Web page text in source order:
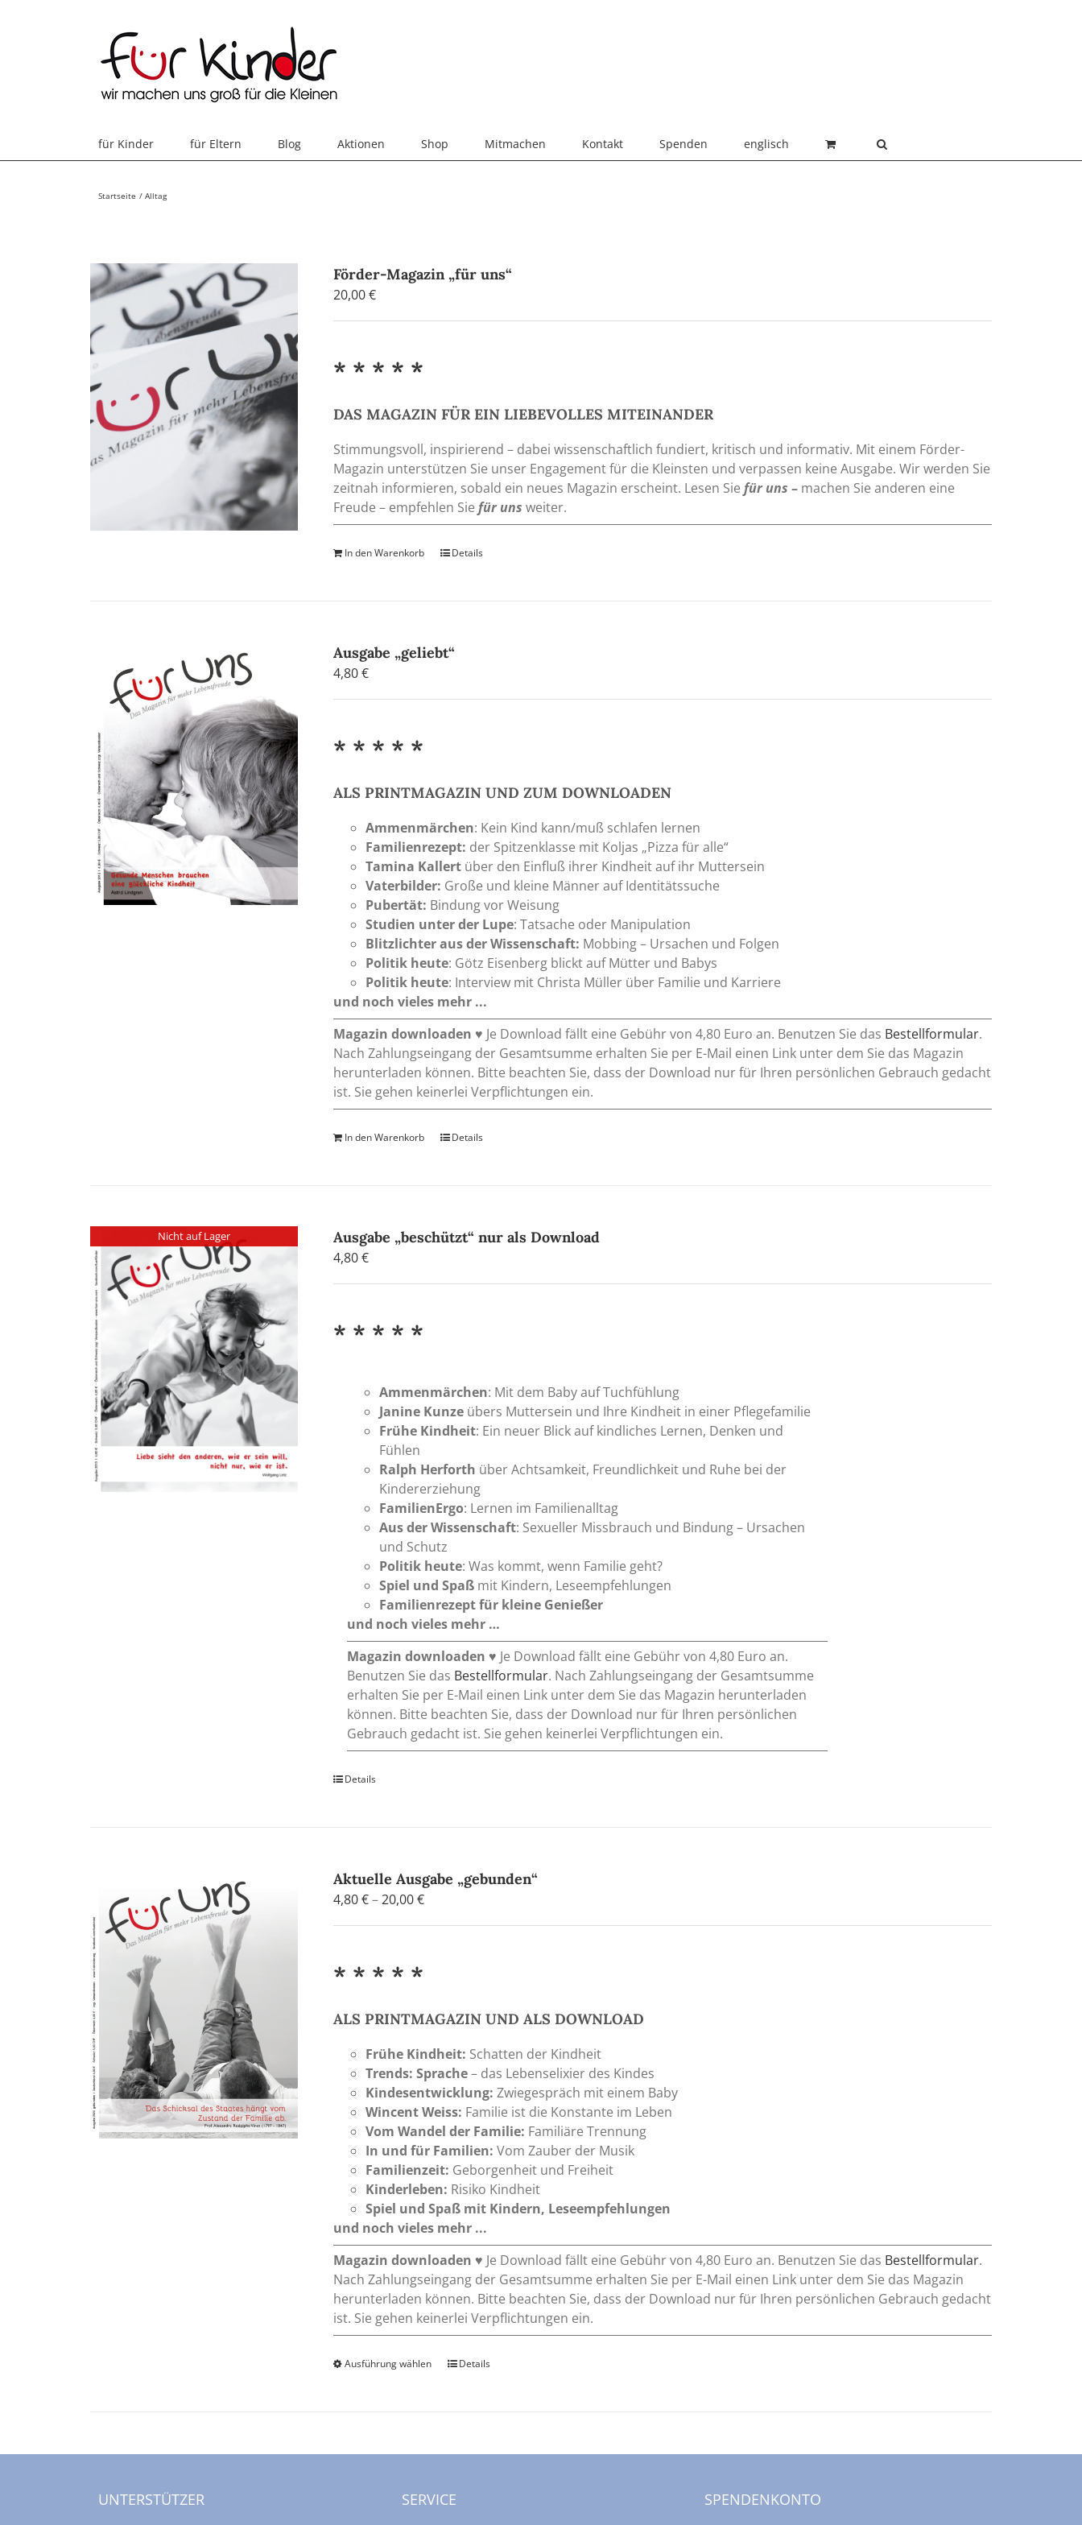
für Kinder für Eltern Blog Aktionen Shop Mitmachen Kontakt Spenden englisch
Startseite Alltag
Förder-Magazin „für uns“
20,00€
* * * * *
DAS MAGAZIN FÜR EIN LIEBEVOLLES MITEINANDER
Stimmungsvoll, inspirierend – dabei wissenschaftlich fundiert, kritisch und informativ. Mit einem Förder-
Magazin unterstützen Sie unser Engagement für die Kleinsten und verpassen keine Ausgabe. Wir werden Sie
zeitnah informieren, sobald ein neues Magazin erscheint. Lesen Siefür uns– machen Sie anderen eine
Freude – empfehlen Siefür uns weiter.
In den Warenkorb Details
Ausgabe „geliebt“
4,80€
* * * * *
ALS PRINTMAGAZIN UND ZUM DOWNLOADEN
Ammenmärchen: Kein Kind kann/muß schlafen lernen
Familienrezept: der Spitzenklasse mit Koljas „Pizza für alle“
Tamina Kallert über den Einfluß ihrer Kindheit auf ihr Muttersein
Vaterbilder: Große und kleine Männer auf Identitätssuche
Pubertät: Bindung vor Weisung
Studien unter der Lupe: Tatsache oder Manipulation
Blitzlichter aus der Wissenschaft: Mobbing – Ursachen und Folgen
Politik heute: Götz Eisenberg blickt auf Mütter und Babys
Politik heute: Interview mit Christa Müller über Familie und Karriere
und noch vieles mehr ...
Magazin downloaden ♥ Je Download fällt eine Gebühr von 4,80 Euro an. Benutzen Sie das Bestellformular.
Nach Zahlungseingang der Gesamtsumme erhalten Sie per E-Mail einen Link unter dem Sie das Magazin
herunterladen können. Bitte beachten Sie, dass der Download nur für Ihren persönlichen Gebrauch gedacht
ist. Sie gehen keinerlei Verpflichtungen ein.
In den Warenkorb Details
Nicht auf Lager Ausgabe „beschützt“ nur als Download
4,80€
* * * * *
Ammenmärchen: Mit dem Baby auf Tuchfühlung
Janine Kunzeübers Muttersein und Ihre Kindheit in einer Pflegefamilie
Frühe Kindheit: Ein neuer Blick auf kindliches Lernen, Denken und
Fühlen
Ralph Herforth über Achtsamkeit, Freundlichkeit und Ruhe bei der
Kindererziehung
FamilienErgo: Lernen im Familienalltag
Aus der Wissenschaft: Sexueller Missbrauch und Bindung – Ursachen
und Schutz
Politik heute: Was kommt, wenn Familie geht?
Spiel und Spaßmit Kindern, Leseempfehlungen
Familienrezeptfür kleine Genießer
und noch vieles mehr …
Magazin downloaden ♥ Je Download fällt eine Gebühr von 4,80 Euro an.
Benutzen Sie das Bestellformular. Nach Zahlungseingang der Gesamtsumme
erhalten Sie per E-Mail einen Link unter dem Sie das Magazin herunterladen
können. Bitte beachten Sie, dass der Download nur für Ihren persönlichen
Gebrauch gedacht ist. Sie gehen keinerlei Verpflichtungen ein.
Details
Aktuelle Ausgabe „gebunden“
4,80€–20,00€Preisspanne:
* * * * *
ALS PRINTMAGAZIN UND ALS DOWNLOAD
Frühe Kindheit: Schatten der Kindheit
Trends: Sprache– das Lebenselixier des Kindes
Kindesentwicklung: Zwiegespräch mit einem Baby
Wincent Weiss: Familie ist die Konstante im Leben
Vom Wandel der Familie: Familiäre Trennung
In und für Familien: Vom Zauber der Musik
Familienzeit: Geborgenheit und Freiheit
Kinderleben: Risiko Kindheit
Spiel und Spaß mit Kindern, Leseempfehlungen
und noch vieles mehr ...
Magazin downloaden ♥ Je Download fällt eine Gebühr von 4,80 Euro an. Benutzen Sie das Bestellformular.
Nach Zahlungseingang der Gesamtsumme erhalten Sie per E-Mail einen Link unter dem Sie das Magazin
herunterladen können. Bitte beachten Sie, dass der Download nur für Ihren persönlichen Gebrauch gedacht
ist. Sie gehen keinerlei Verpflichtungen ein.
Ausführung wählen
Dieses
Optionen
Details
UNTERSTÜTZER SERVICE SPENDENKONTO